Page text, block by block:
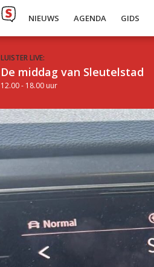
NIEUWS AGENDA GIDS
LUISTER LIVE:
De middag van Sleutelstad
12.00 - 18.00 uur